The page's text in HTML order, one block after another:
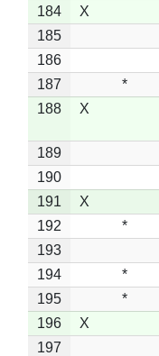
184
X
185
186
187
*
188
X
189
190
191
X
192
*
193
194
*
195
*
196
X
197